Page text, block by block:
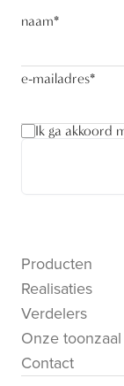
naam*
e-mailadres*
Ik ga akkoord
Producten
Realisaties
Verdelers
Onze toonzaal
Contact